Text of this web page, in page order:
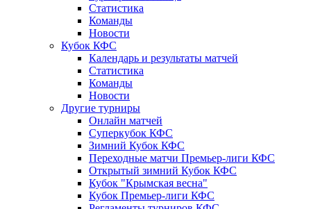
Статистика
Команды
Новости
Кубок КФС
Календарь и результаты матчей
Статистика
Команды
Новости
Другие турниры
Онлайн матчей
Суперкубок КФС
Зимний Кубок КФС
Переходные матчи Премьер-лиги КФС
Открытый зимний Кубок КФС
Кубок "Крымская весна"
Кубок Премьер-лиги КФС